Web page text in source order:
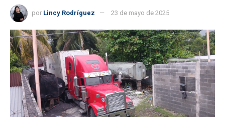
por Lincy Rodríguez 23 de mayo de 2025